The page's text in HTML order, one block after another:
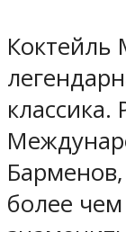
Коктейль
более